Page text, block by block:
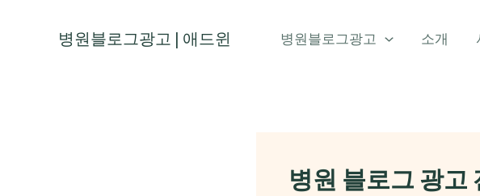
병원블로그광고 | 애드윈 병원블로그광고 소개
병원 블로그 광고